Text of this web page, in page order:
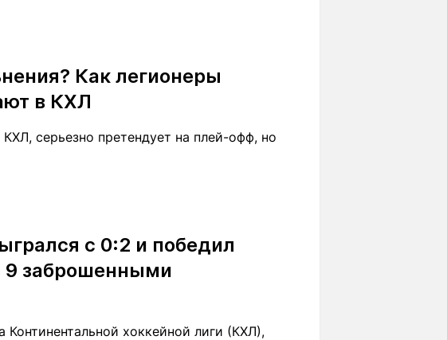
Как легионеры
в КХЛ
серьезно претендует на плей-офф, но
с 0:2 и победил
9 заброшенными
хоккейной лиги (КХЛ),